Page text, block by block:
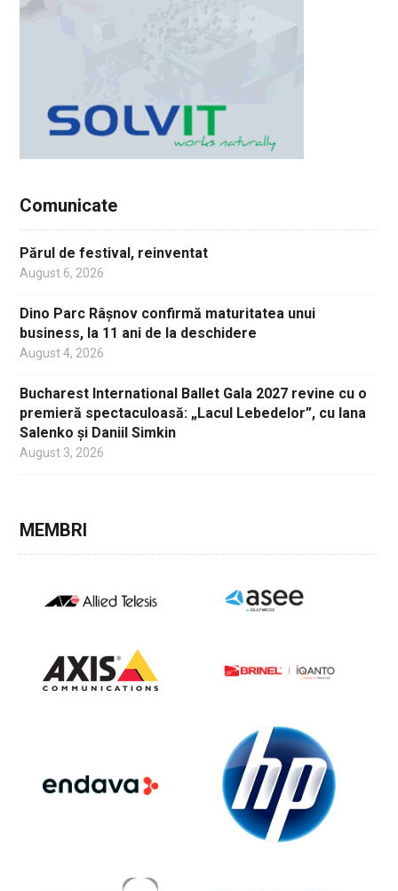
Comunicate
Părul de festival, reinventat
August 6, 2026
Dino Parc Râșnov confirmă maturitatea unui
business, la 11 ani de la deschidere
August 4, 2026
Bucharest International Ballet Gala 2027 revine cu o
premieră spectaculoasă: „Lacul Lebedelor”, cu Iana
Salenko și Daniil Simkin
August 3, 2026
MEMBRI